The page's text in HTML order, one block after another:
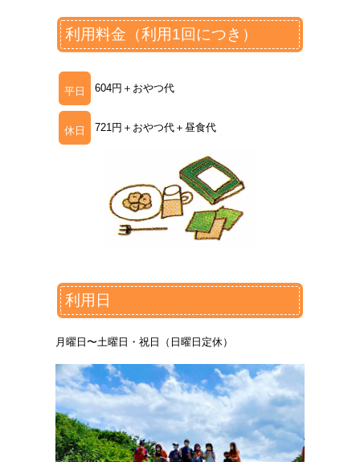
利用料金（利用1回につき）
平日 604円＋おやつ代
休日 721円＋おやつ代＋昼食代
利用日
月曜日〜土曜日・祝日（日曜日定休）